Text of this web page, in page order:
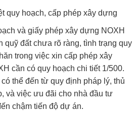
quy hoạch, cấp phép xây dựng
và giấy phép xây dựng NOXH
quỹ đất chưa rõ ràng, tình trạng quy
trong việc xin cấp phép xây
cần có quy hoạch chi tiết 1/500.
thể đến từ quy định pháp lý, thủ
và việc ưu đãi cho nhà đầu tư
chậm tiến độ dự án.